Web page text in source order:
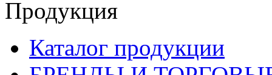
Продукция
Каталог продукции